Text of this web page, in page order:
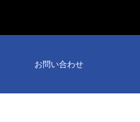
お問い合わせ